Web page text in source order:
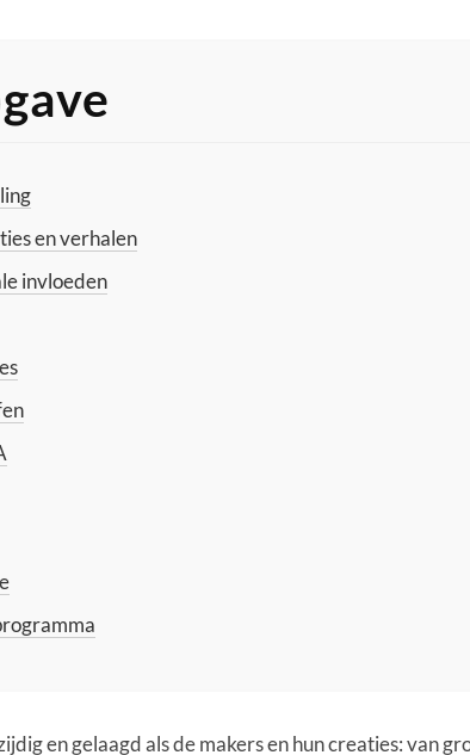
en verhalen
invloeden
en gelaagd als de makers en hun creaties: